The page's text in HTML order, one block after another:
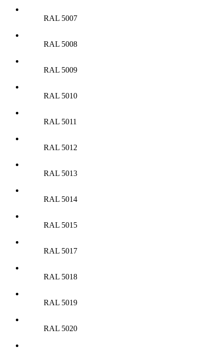
RAL 5007
RAL 5008
RAL 5009
RAL 5010
RAL 5011
RAL 5012
RAL 5013
RAL 5014
RAL 5015
RAL 5017
RAL 5018
RAL 5019
RAL 5020